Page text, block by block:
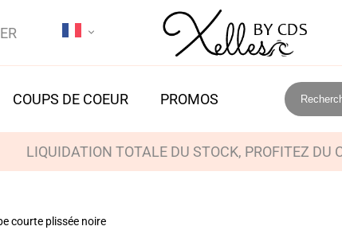
COUPS DE COEUR PROMOS
LIQUIDATION TOTALE DU STOCK, PROFITEZ DU
courte plissée noire